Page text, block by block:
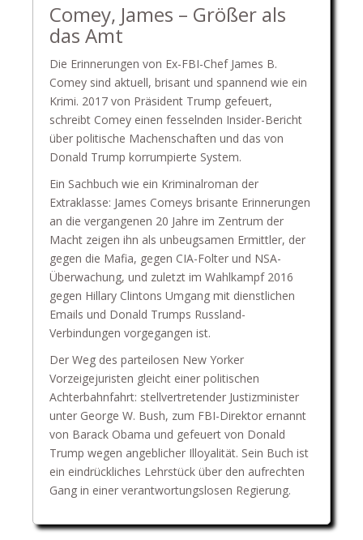
Comey, James – Größer als
das Amt
Die Erinnerungen von Ex-FBI-Chef James B.
Comey sind aktuell, brisant und spannend wie ein
Krimi. 2017 von Präsident Trump gefeuert,
schreibt Comey einen fesselnden Insider-Bericht
über politische Machenschaften und das von
Donald Trump korrumpierte System.
Ein Sachbuch wie ein Kriminalroman der
Extraklasse: James Comeys brisante Erinnerungen
an die vergangenen 20 Jahre im Zentrum der
Macht zeigen ihn als unbeugsamen Ermittler, der
gegen die Mafia, gegen CIA-Folter und NSA-
Überwachung, und zuletzt im Wahlkampf 2016
gegen Hillary Clintons Umgang mit dienstlichen
Emails und Donald Trumps Russland-
Verbindungen vorgegangen ist.
Der Weg des parteilosen New Yorker
Vorzeigejuristen gleicht einer politischen
Achterbahnfahrt: stellvertretender Justizminister
unter George W. Bush, zum FBI-Direktor ernannt
von Barack Obama und gefeuert von Donald
Trump wegen angeblicher Illoyalität. Sein Buch ist
ein eindrückliches Lehrstück über den aufrechten
Gang in einer verantwortungslosen Regierung.